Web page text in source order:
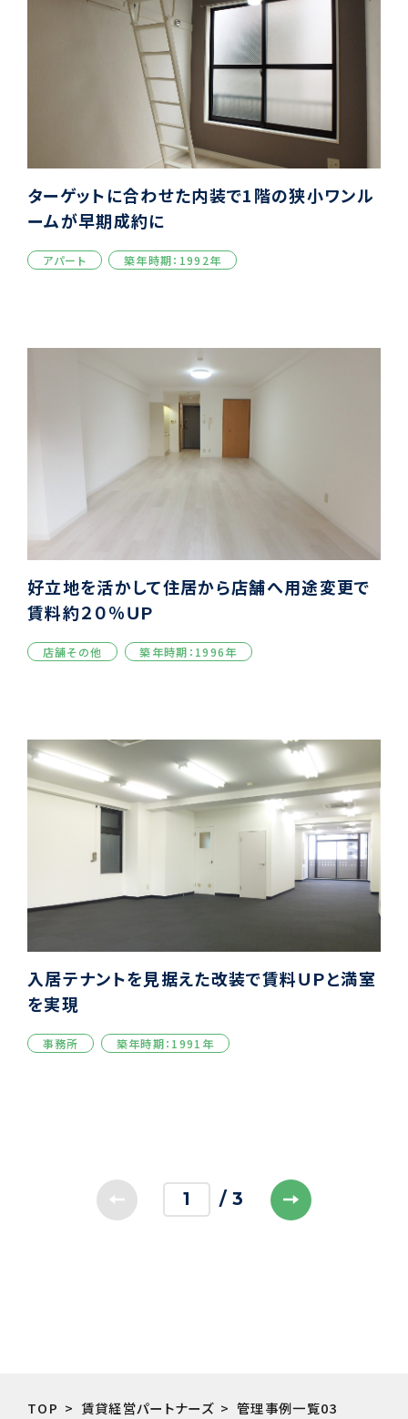
ターゲットに合わせた内装で1階の狭小ワンル
ームが早期成約に
アパート 築年時期：1992年
好立地を活かして住居から店舗へ用途変更で
賃料約２０％ＵＰ
店舗その他 築年時期：1996年
入居テナントを見据えた改装で賃料ＵＰと満室
を実現
事務所 築年時期：1991年
1 / 3
TOP 賃貸経営パートナーズ 管理事例一覧03